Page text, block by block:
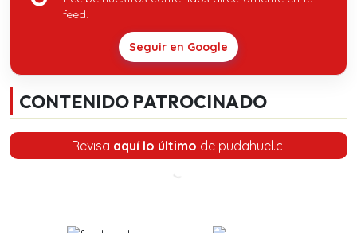
feed.
Seguir en Google
CONTENIDO PATROCINADO
Revisa aquí lo último de pudahuel.cl